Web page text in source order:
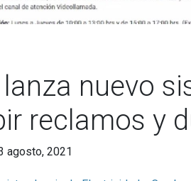
lanza nuevo
reclamos y
agosto, 2021